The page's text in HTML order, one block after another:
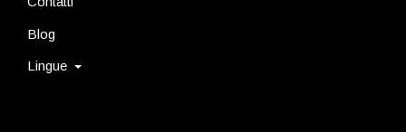
Blog
Lingue